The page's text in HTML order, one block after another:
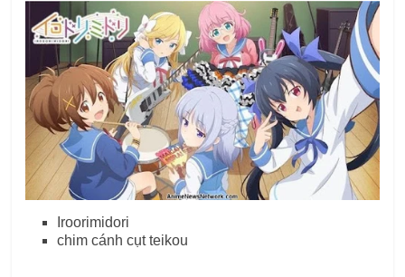
Iroorimidori
chim cánh cụt teikou